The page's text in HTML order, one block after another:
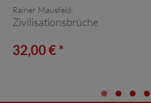
Rainer Mausfeld:
Zivilisationsbrüche
32,00 € *